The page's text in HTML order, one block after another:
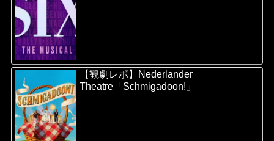
【観劇レポ】Nederlander
Theatre「Schmigadoon!」